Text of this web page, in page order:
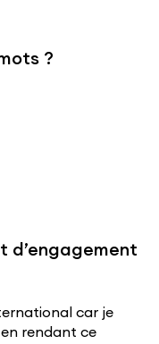
?
d’engagement
car je
rendant ce